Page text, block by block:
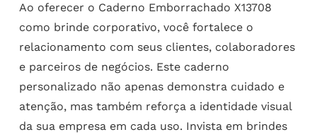
Ao oferecer o Caderno Emborrachado X13708
como brinde corporativo, você fortalece o
relacionamento com seus clientes, colaboradores
e parceiros de negócios. Este caderno
personalizado não apenas demonstra cuidado e
atenção, mas também reforça a identidade visual
da sua empresa em cada uso. Invista em brindes